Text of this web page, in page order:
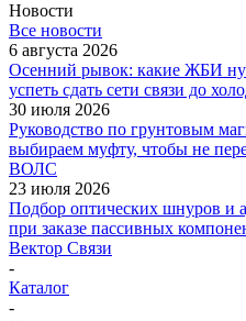
Новости
Все новости
6 августа 2026
Осенний рывок: какие ЖБИ
успеть сдать сети связи до
30 июля 2026
Руководство по грунтовым
выбираем муфту, чтобы не
ВОЛС
23 июля 2026
Подбор оптических шнуров и
при заказе пассивных
Вектор Связи
-
Каталог
-